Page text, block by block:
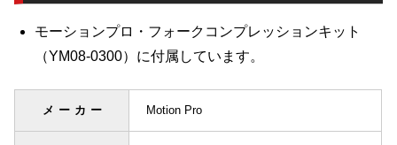
モーションプロ・フォークコンプレッションキット
（YM08-0300）に付属しています。
メーカー Motion Pro